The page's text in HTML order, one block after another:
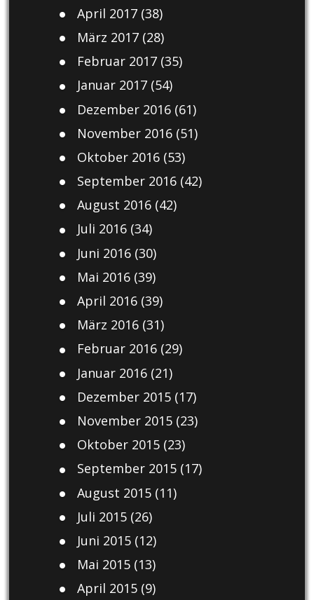
April 2017(38)
März 2017(28)
Februar 2017(35)
Januar 2017(54)
Dezember 2016(61)
November 2016(51)
Oktober 2016(53)
September 2016(42)
August 2016(42)
Juli 2016(34)
Juni 2016(30)
Mai 2016(39)
April 2016(39)
März 2016(31)
Februar 2016(29)
Januar 2016(21)
Dezember 2015(17)
November 2015(23)
Oktober 2015(23)
September 2015(17)
August 2015(11)
Juli 2015(26)
Juni 2015(12)
Mai 2015(13)
April 2015(9)